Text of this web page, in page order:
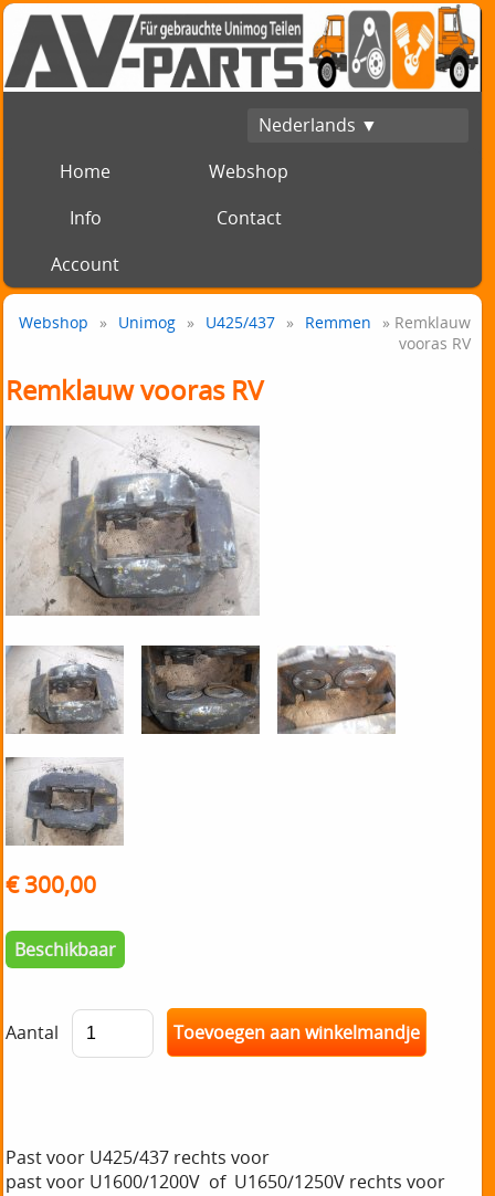
Nederlands ▼
Home
Webshop
Info
Contact
Account
Webshop » Unimog » U425/437 » Remmen
» Remklauw
vooras RV
Remklauw vooras RV
€ 300,00
Beschikbaar
Aantal
Past voor U425/437 rechts voor
past voor U1600/1200V of U1650/1250V rechts voor